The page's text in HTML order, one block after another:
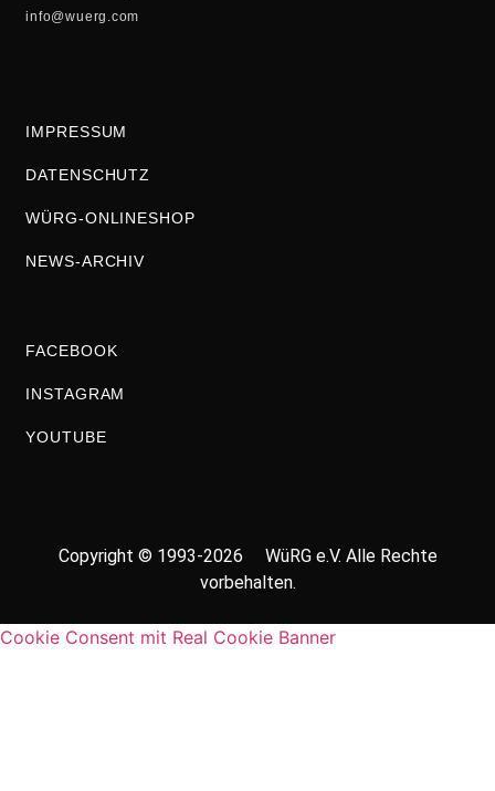
info@wuerg.com
IMPRESSUM
DATENSCHUTZ
WÜRG-ONLINESHOP
NEWS-ARCHIV
FACEBOOK
INSTAGRAM
YOUTUBE
Copyright © 1993-2026 WüRG e.V. Alle Rechte
vorbehalten.
Cookie Consent mit Real Cookie Banner